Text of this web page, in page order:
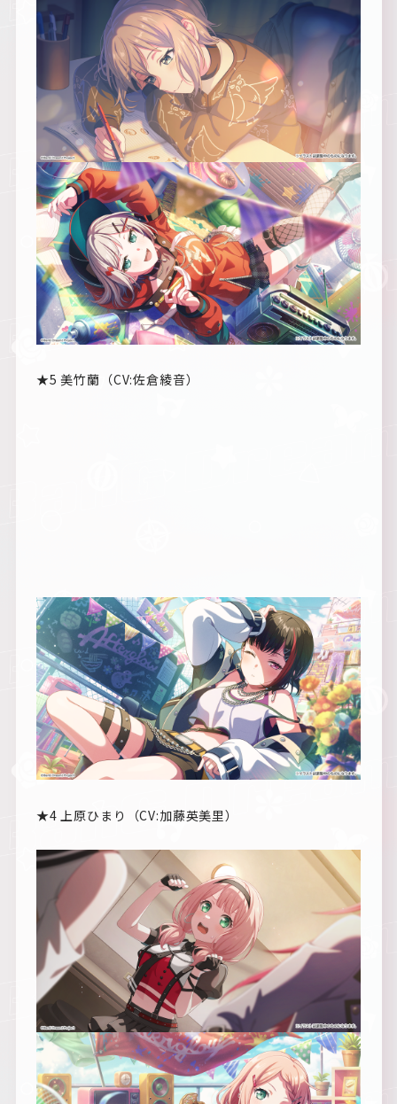
★5 美竹蘭（CV:佐倉綾音）
★4 上原ひまり（CV:加藤英美里）